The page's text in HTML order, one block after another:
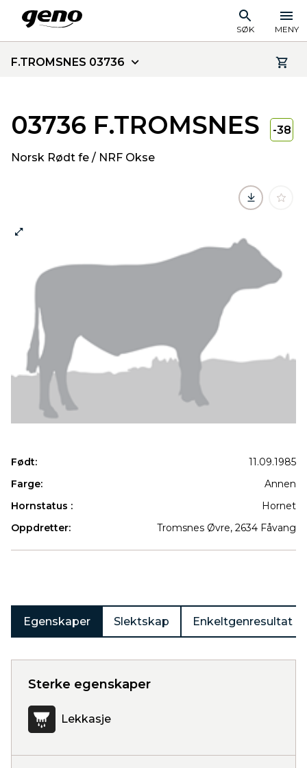
SØK MENY
F.TROMSNES 03736
03736 F.TROMSNES
Norsk Rødt fe / NRF Okse
-38
Født:
11.09.1985
Farge:
Annen
Hornstatus :
Hornet
Oppdretter:
Tromsnes Øvre, 2634 Fåvang
Egenskaper Slektskap Enkeltgenresultat
Sterke egenskaper
Lekkasje